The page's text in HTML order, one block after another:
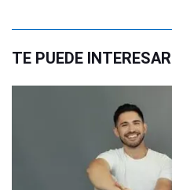
TE PUEDE INTERESAR